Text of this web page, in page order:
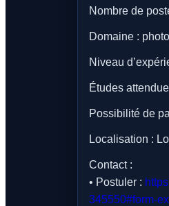
Nombre de
Domaine :
Niveau
Études
Possibilité de
Localisation :
Contact :
• Postuler :
345550#form-